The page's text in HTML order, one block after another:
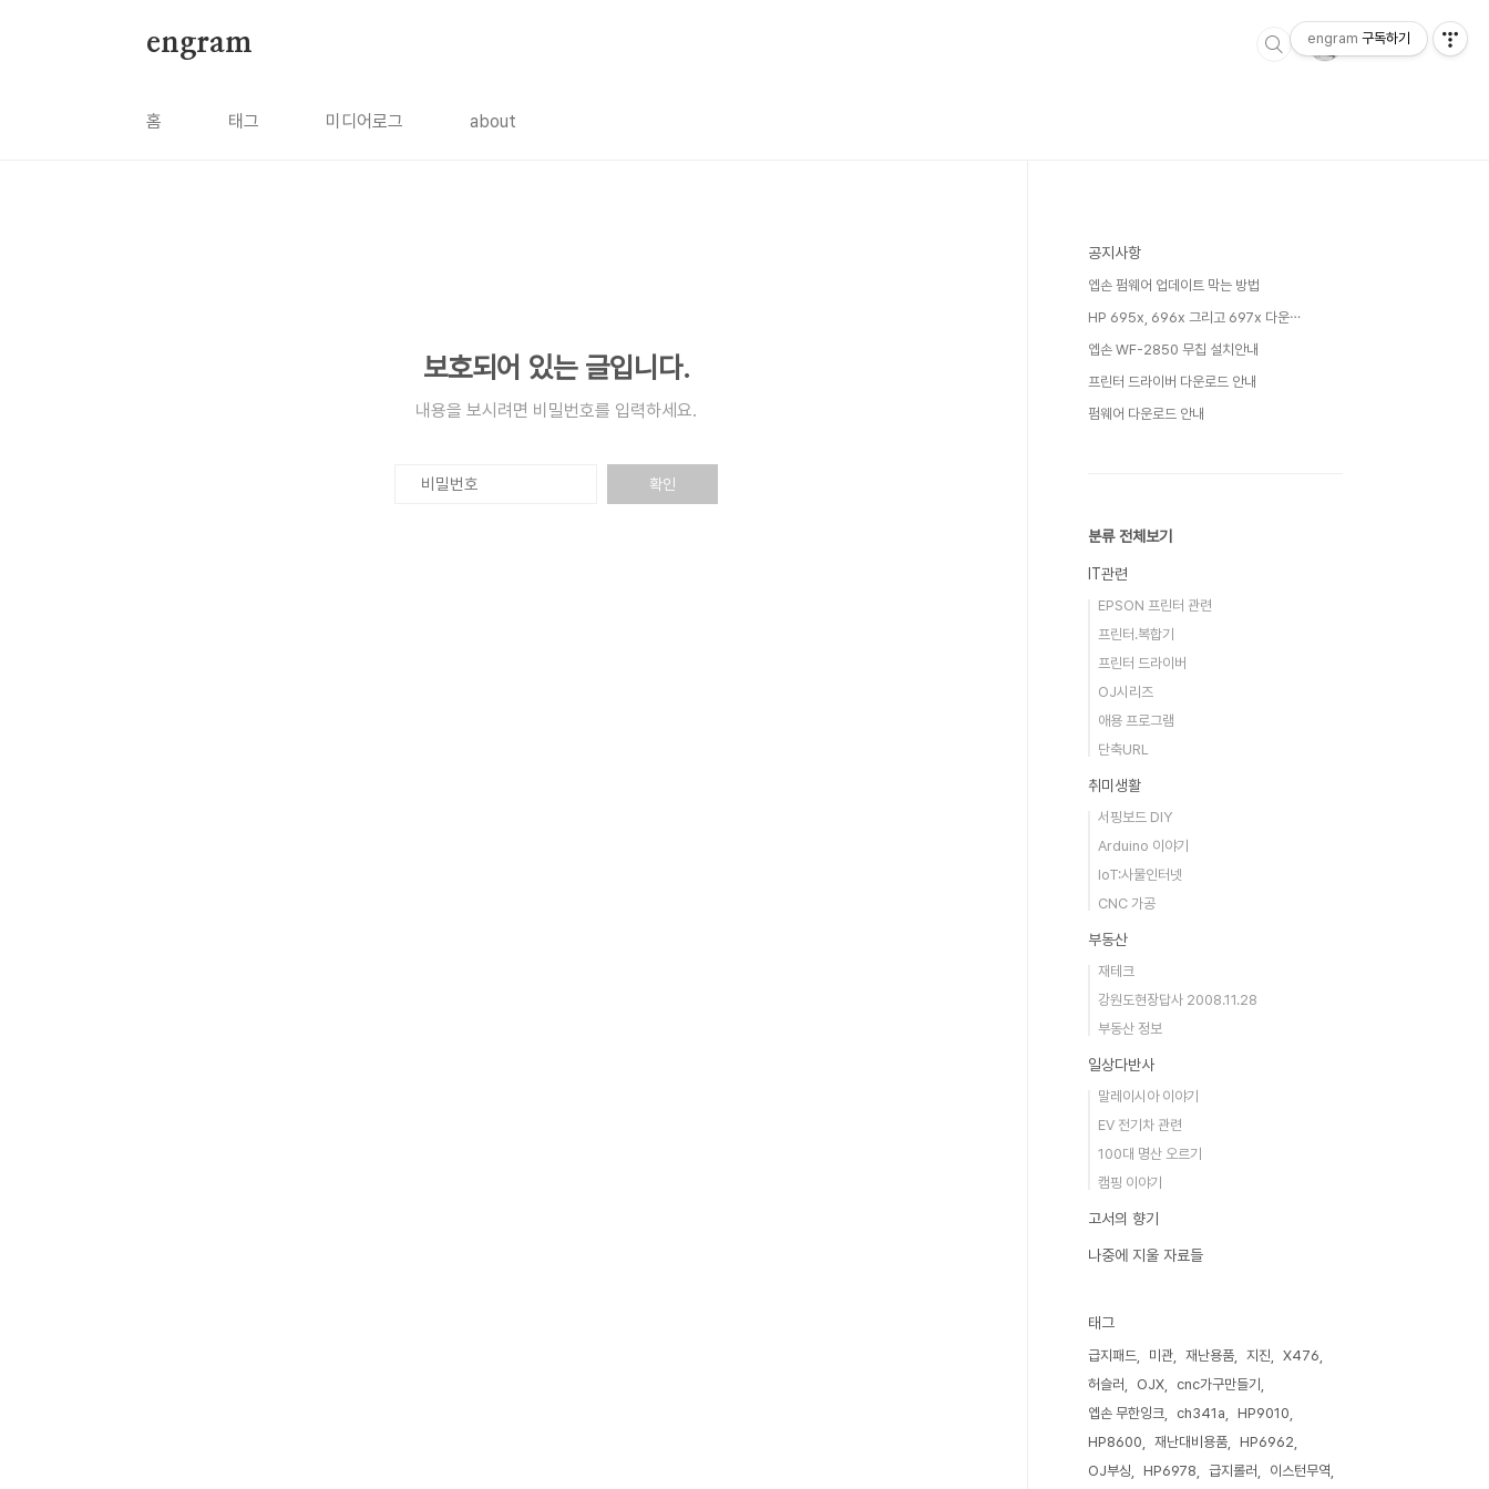
engram
홈 태그 미디어로그 about
보호되어 있는 글입니다.
내용을 보시려면 비밀번호를 입력하세요.
확인
공지사항
엡손 펌웨어 업데이트 막는 방법
HP 695x, 696x 그리고 697x 다운⋯
엡손 WF-2850 무칩 설치안내
프린터 드라이버 다운로드 안내
펌웨어 다운로드 안내
분류 전체보기
IT관련
EPSON 프린터 관련
프린터.복합기
프린터 드라이버
OJ시리즈
애용 프로그램
단축URL
취미생활
서핑보드 DIY
Arduino 이야기
IoT:사물인터넷
CNC 가공
부동산
재테크
강원도현장답사 2008.11.28
부동산 정보
일상다반사
말레이시아 이야기
EV 전기차 관련
100대 명산 오르기
캠핑 이야기
고서의 향기
나중에 지울 자료들
태그
급지패드 미관 재난용품 지진
X476
허슬러
OJX
cnc가구만들기
엡손 무한잉크
ch341a
HP9010
HP8600
재난대비용품
HP6962
OJ부싱
HP6978 급지롤러 이스턴무역
engram 구독하기